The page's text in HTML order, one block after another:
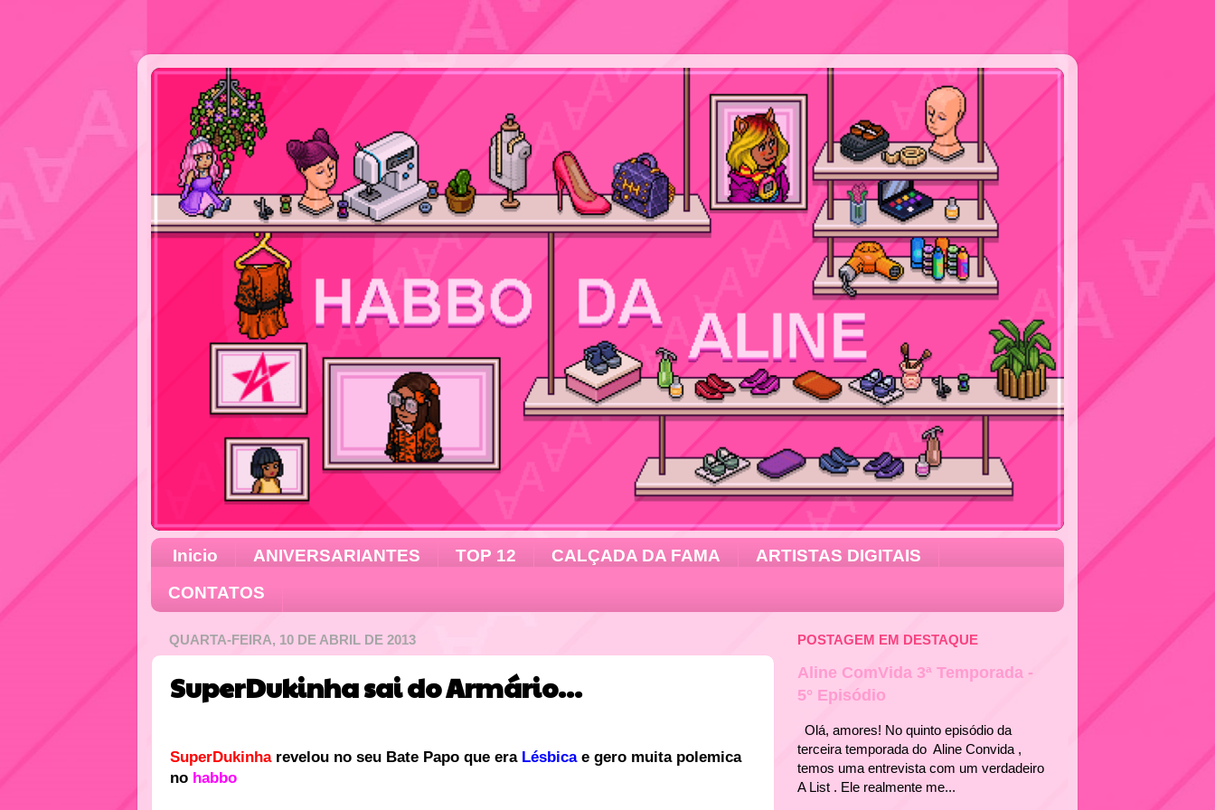
Inicio ANIVERSARIANTES TOP 12 CALÇADA DA FAMA
ARTISTAS DIGITAIS
CONTATOS
QUARTA-FEIRA, 10 DE ABRIL DE 2013
SuperDukinha sai do Armário...
SuperDukinharevelou no seu Bate Papo que era Lésbicae gero muita polemica
no habbo
POSTAGEM EM DESTAQUE
Aline ComVida 3ª Temporada -
5° Episódio
Olá, amores! No quinto episódio da
terceira temporada do Aline Convida ,
temos uma entrevista com um verdadeiro
A List . Ele realmente me...